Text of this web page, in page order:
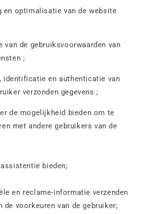
en optimalisatie van de website
van de gebruiksvoorwaarden van
;
identificatie en authenticatie van
verzonden gegevens ;
de mogelijkheid bieden om te
met andere gebruikers van de
bieden;
en reclame-informatie verzenden
de voorkeuren van de gebruiker;